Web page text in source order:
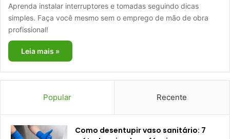
Aprenda instalar interruptores e tomadas seguindo dicas
simples. Faça você mesmo sem o emprego de mão de obra
profissional!
Leia mais »
Popular Recente
Como desentupir vaso sanitário: 7